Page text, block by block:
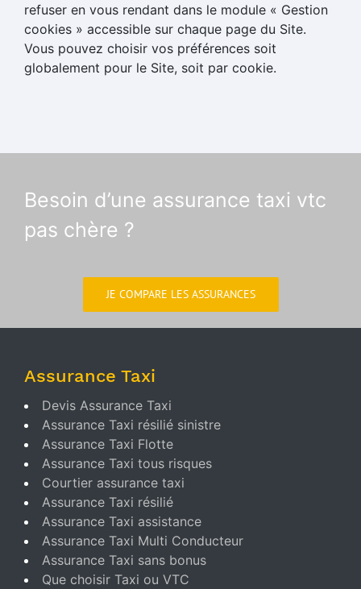
refuser en vous rendant dans le module « Gestion
cookies » accessible sur chaque page du Site.
Vous pouvez choisir vos préférences soit
globalement pour le Site, soit par cookie.
Besoin d’une assurance taxi vtc
pas chère ?
JE COMPARE LES ASSURANCES
Assurance Taxi
Devis Assurance Taxi
Assurance Taxi résilié sinistre
Assurance Taxi Flotte
Assurance Taxi tous risques
Courtier assurance taxi
Assurance Taxi résilié
Assurance Taxi assistance
Assurance Taxi Multi Conducteur
Assurance Taxi sans bonus
Que choisir Taxi ou VTC